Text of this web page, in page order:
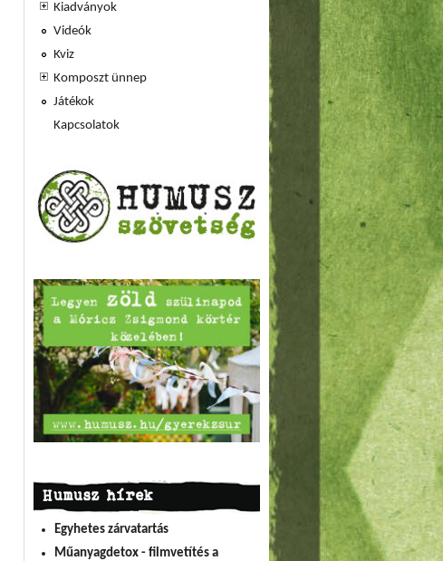
Kiadványok
Videók
Kviz
Komposzt ünnep
Játékok
Kapcsolatok
Humusz hírek
Egyhetes zárvatartás
Műanyagdetox - filmvetítés a